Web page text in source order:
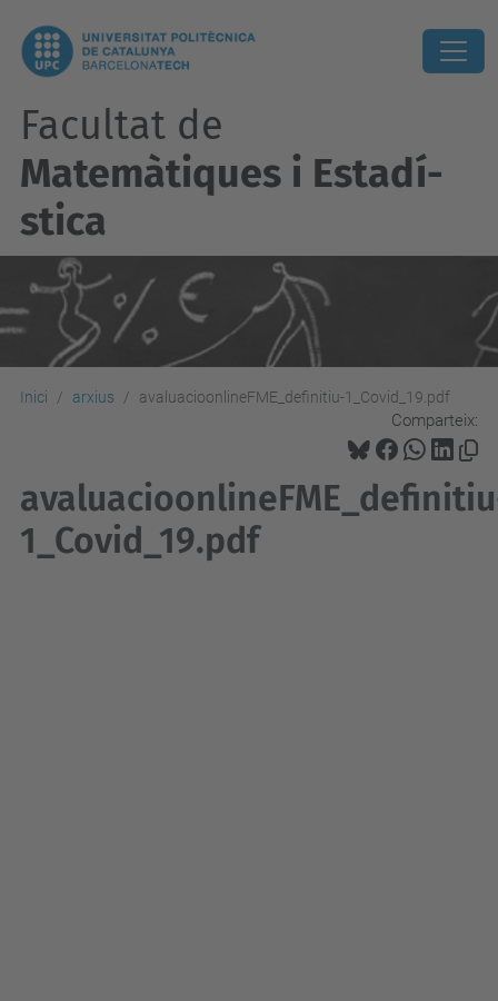
Facultat de
Matemàtiques i Estadí­
stica
Inici arxius avaluacioonlineFME_definitiu-1_Covid_19.pdf
Comparteix:
1_Covid_19.pdf